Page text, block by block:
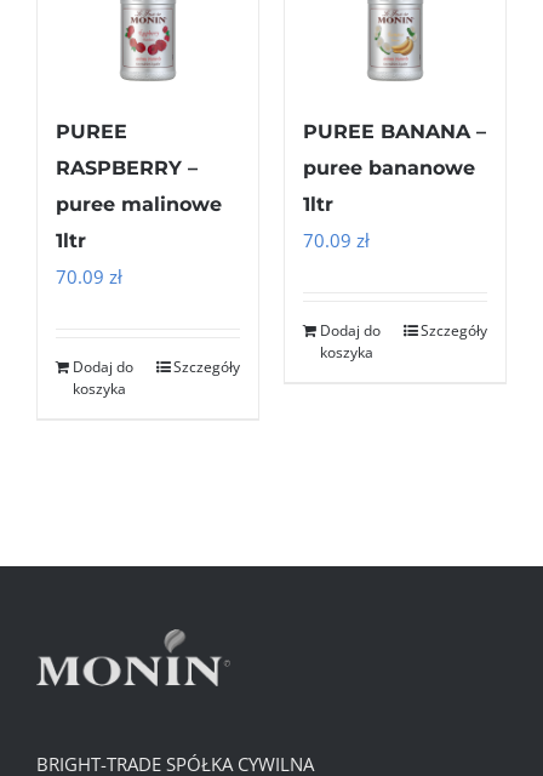
PUREE
RASPBERRY –
puree malinowe
1ltr
70.09 zł
Dodaj do
koszyka
Szczegóły
PUREE BANANA –
puree bananowe
1ltr
70.09 zł
Dodaj do
koszyka
Szczegóły
BRIGHT-TRADE SPÓŁKA CYWILNA